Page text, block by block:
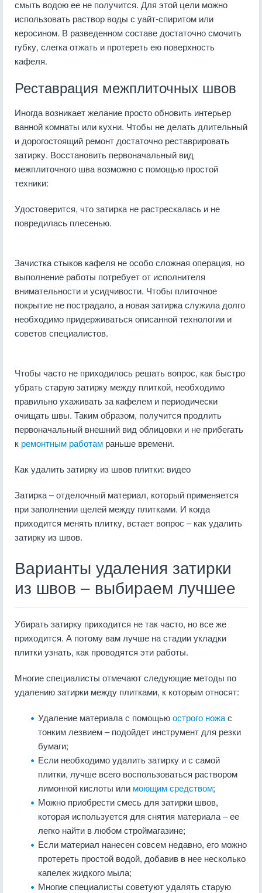
смыть водою ее не получится. Для этой цели можно
использовать раствор воды с уайт-спиритом или
керосином. В разведенном составе достаточно смочить
губку, слегка отжать и протереть ею поверхность
кафеля.
Реставрация межплиточных швов
Иногда возникает желание просто обновить интерьер
ванной комнаты или кухни. Чтобы не делать длительный
и дорогостоящий ремонт достаточно реставрировать
затирку. Восстановить первоначальный вид
межплиточного шва возможно с помощью простой
техники:
Удостоверится, что затирка не растрескалась и не
повредилась плесенью.
Зачистка стыков кафеля не особо сложная операция, но
выполнение работы потребует от исполнителя
внимательности и усидчивости. Чтобы плиточное
покрытие не пострадало, а новая затирка служила долго
необходимо придерживаться описанной технологии и
советов специалистов.
Чтобы часто не приходилось решать вопрос, как быстро
убрать старую затирку между плиткой, необходимо
правильно ухаживать за кафелем и периодически
очищать швы. Таким образом, получится продлить
первоначальный внешний вид облицовки и не прибегать
к ремонтным работам раньше времени.
Как удалить затирку из швов плитки: видео
Затирка – отделочный материал, который применяется
при заполнении щелей между плитками. И когда
приходится менять плитку, встает вопрос – как удалить
затирку из швов.
Варианты удаления затирки
из швов – выбираем лучшее
Убирать затирку приходится не так часто, но все же
приходится. А потому вам лучше на стадии укладки
плитки узнать, как проводятся эти работы.
Многие специалисты отмечают следующие методы по
удалению затирки между плитками, к которым относят:
Удаление материала с помощьюострого ножас
тонким лезвием – подойдет инструмент для резки
бумаги;
Если необходимо удалить затирку и с самой
плитки, лучше всего воспользоваться раствором
лимонной кислоты или моющим средством;
Можно приобрести смесь для затирки швов,
которая используется для снятия материала – ее
легко найти в любом строймагазине;
Если материал нанесен совсем недавно, его можно
протереть простой водой, добавив в нее несколько
капелек жидкого мыла;
Многие специалисты советуют удалять старую